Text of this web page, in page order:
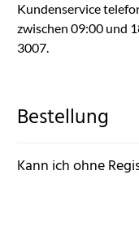
Kundenservice
zwischen 09:00 und
3007.
Bestellung
Kann ich ohne